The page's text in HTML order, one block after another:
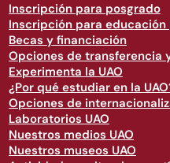
Inscripción para posgrado
Inscripción para educación
Becas y financiación
Opciones de transferencia
Experimenta la UAO
¿Por qué estudiar en la
Opciones de
Laboratorios UAO
Nuestros medios UAO
Nuestros museos UAO